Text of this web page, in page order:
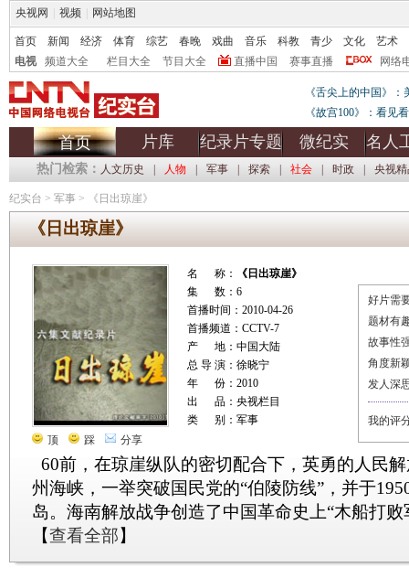
央视网 视频 网站地图
首页 新闻 经济 体育 综艺 春晚 戏曲 音乐 科教 青少 文化
艺术
电视
频道大全 栏目大全 节目大全 直播中国 赛事直播 网络
《舌尖上的中国》
《故宫100》：看见
首页 片库 纪录片专题 微纪实 名人
热门检索： 人文历史 人物 军事 探索 社会 时政 央视
纪实台 > 军事 > 《日出琼崖》
《日出琼崖》
顶 踩 分享
名 称：
《日出琼崖》
集 数：6
首播时间：2010-04-26
首播频道：CCTV-7
产 地：中国大陆
总 导 演：徐晓宁
年 份：2010
出 品：央视栏目
类 别：军事
60前，在琼崖纵队的密切配合下，英勇的人民
州海峡，一举突破国民党的“伯陵防线”，并于
岛。海南解放战争创造了中国革命史上“木船打
【查看全部】
好片需
题材有
故事性
角度新
发人深
我的评